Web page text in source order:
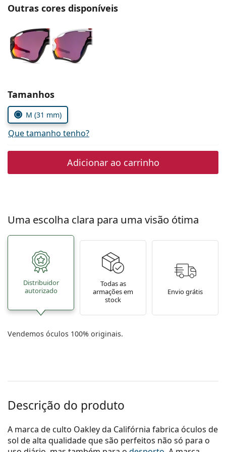
Persol
Prada
Todas as marcas
Outras cores disponíveis
Escolher parâmetros
Tamanhos
M (31 mm)
Que tamanho tenho?
Adicionar ao carrinho
Uma escolha clara para uma visão ótima
Distribuidor
autorizado
Todas as
armações em
stock
Envio grátis
Vendemos óculos 100% originais.
Descrição do produto
A marca de culto Oakley da Califórnia fabrica óculos de
sol de alta qualidade que são perfeitos não só para o